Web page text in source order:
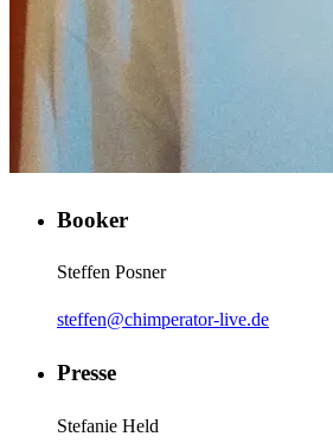
Booker
Steffen Posner
steffen@chimperator-live.de
Presse
Stefanie Held